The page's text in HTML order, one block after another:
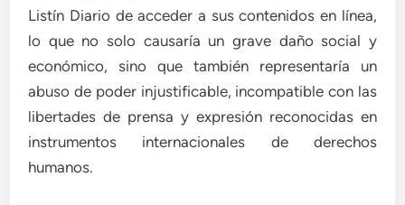
Listín Diario de acceder a sus contenidos en línea,
lo que no solo causaría un grave daño social y
económico, sino que también representaría un
abuso de poder injustificable, incompatible con las
libertades de prensa y expresión reconocidas en
instrumentos internacionales de derechos
humanos.